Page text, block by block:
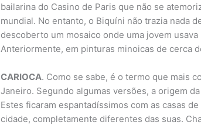
bailarina do Casino de Paris que não se
mundial. No entanto, o Biquíni não trazia nada
descoberto um mosaico onde uma jovem
Anteriormente, em pinturas minoicas de cerca
CARIOCA. Como se sabe, é o termo que mais
Janeiro. Segundo algumas versões, a origem
Estes ficaram espantadíssimos com as casas
cidade, completamente diferentes das suas.